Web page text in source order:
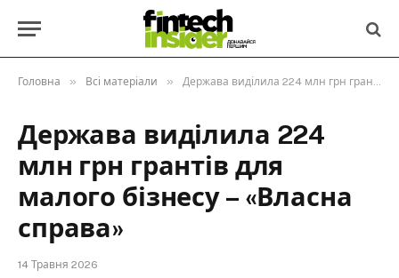
Головна » Всі матеріали » Держава виділила 224 млн грн грантів для малого бізнесу – «Власна справа»
Держава виділила 224
млн грн грантів для
малого бізнесу – «Власна
справа»
14 Травня 2026